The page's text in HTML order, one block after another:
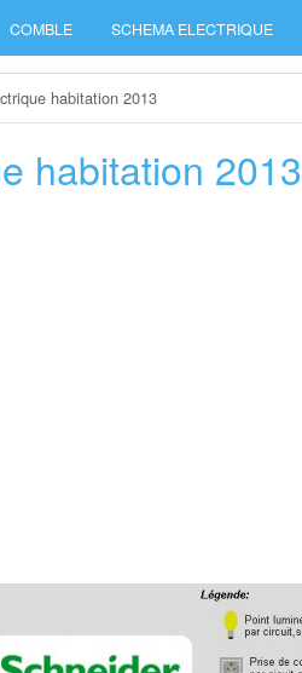
COMBLE SCHEMA ELECTRIQUE
habitation 2013
habitation 2013